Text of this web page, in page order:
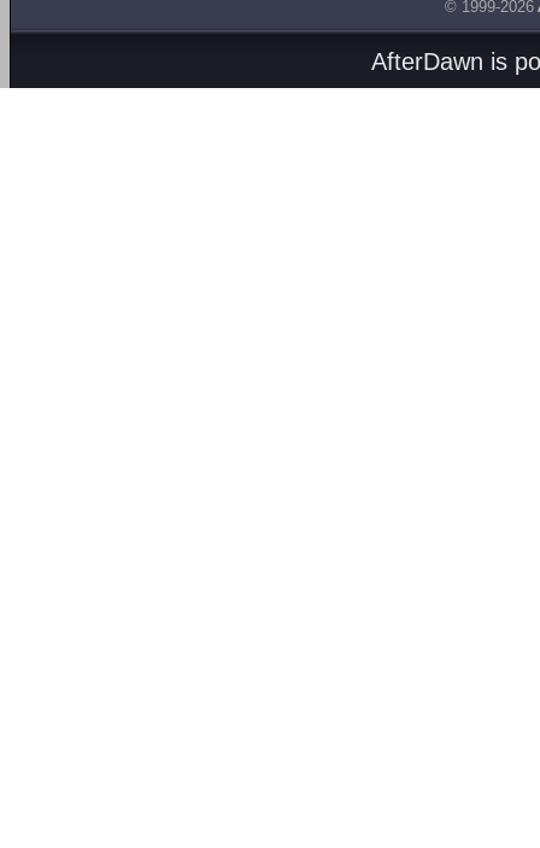
© 1999-2026
AfterDawn is